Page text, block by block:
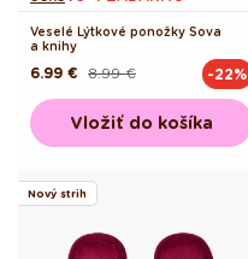
Veselé Lýtkové ponožky Sova
a knihy
Pôvodná8.99 €
Akciová
6.99 € -22%
Vložiť do košíka
Nový strih